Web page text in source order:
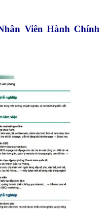
Viên Hành Chính